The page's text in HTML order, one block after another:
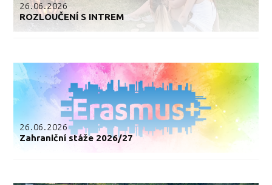
26.06.2026
ROZLOUČENÍ S INTREM
26.06.2026
Zahraniční stáže 2026/27